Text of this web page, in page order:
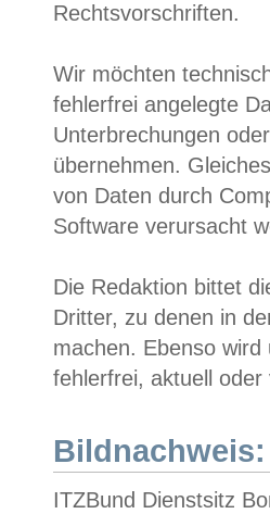
Rechtsvorschriften.
Wir möchten
fehlerfrei angelegte
Unterbrechungen
übernehmen.
von Daten durch
Software verursacht
Die Redaktion bittet
Dritter, zu denen in
machen. Ebenso
fehlerfrei, aktuell oder
Bildnachweis:
ITZBund Dienstsitz